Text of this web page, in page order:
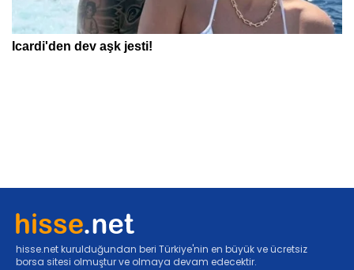
hisse.net kurulduğundan beri Türkiye'nin en büyük ve ücretsiz
borsa sitesi olmuştur ve olmaya devam edecektir.